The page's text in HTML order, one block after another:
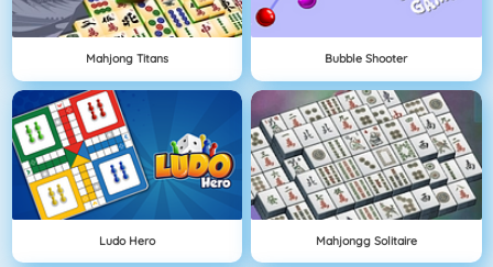
Mahjong Titans Bubble Shooter
Ludo Hero Mahjongg Solitaire